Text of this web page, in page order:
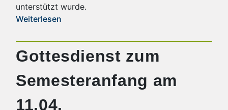
unterstützt wurde.
Weiterlesen
Gottesdienst zum
Semesteranfang am
11.04.